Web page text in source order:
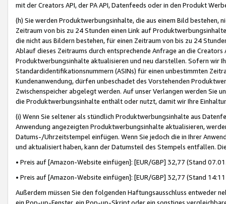
mit der Creators API, der PA API, Datenfeeds oder in den Produkt
(h) Sie werden Produktwerbungsinhalte, die aus einem Bild bestehen,
Zeitraum von bis zu 24 Stunden einen Link auf
die nicht aus Bildern bestehen, für einen Zeitraum von bis zu 24
Ablauf dieses Zeitraums durch entsprechende Anfrage an die
Produktwerbungsinhalte aktualisieren und neu darstellen. Sofern wir
Standardidentifikationsnummern (ASINs) für einen unbestimmten
Kundenanwendung, dürfen unbeschadet des Vorstehenden
Zwischenspeicher abgelegt werden. Auf unser Verlangen werden Sie
die Produktwerbungsinhalte enthält oder nutzt, damit wir Ihre
(i) Wenn Sie seltener als stündlich Produktwerbungsinhalte aus
Anwendung angezeigten Produktwerbungsinhalte aktualisieren,
Datums-/Uhrzeitstempel einfügen. Wenn Sie jedoch die in Ihrer
und aktualisiert haben, kann der Datumsteil des Stempels entfallen.
• Preis auf [Amazon-Website einfügen]: [EUR/GBP] 32,77 (Stand
• Preis auf [Amazon-Website einfügen]: [EUR/GBP] 32,77 (Stand
Außerdem müssen Sie den folgenden Haftungsausschluss entweder
ein Pop-up-Fenster, ein Pop-up-Skript oder ein sonstiges